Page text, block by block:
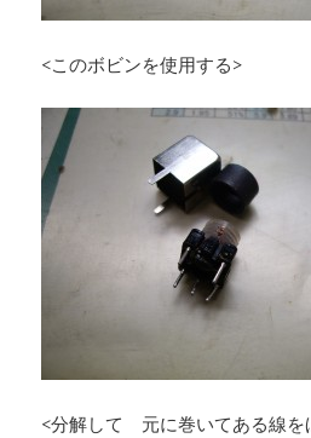
<このボビンを使用する>
<分解して 元に巻いてある線を